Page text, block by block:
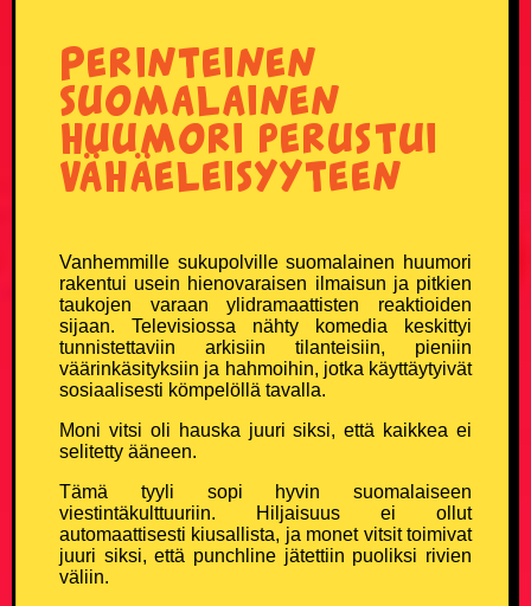
Politiikkavitsit
Pottukoira vitsit
Ruotsalaisvitsit
Sairaat vitsit
Savolaisvitsit
Suomalainen ruotsalainen ja norjalainen vitsit
Tauski vitsit
Tesla-vitsit
Perinteinen
suomalainen
huumori perustui
vähäeleisyyteen
Vanhemmille sukupolville suomalainen huumori
rakentui usein hienovaraisen ilmaisun ja pitkien
taukojen varaan ylidramaattisten reaktioiden
sijaan. Televisiossa nähty komedia keskittyi
tunnistettaviin arkisiin tilanteisiin, pieniin
väärinkäsityksiin ja hahmoihin, jotka käyttäytyivät
sosiaalisesti kömpelöllä tavalla.
Moni vitsi oli hauska juuri siksi, että kaikkea ei
selitetty ääneen.
Tämä tyyli sopi hyvin suomalaiseen
viestintäkulttuuriin. Hiljaisuus ei ollut
automaattisesti kiusallista, ja monet vitsit toimivat
juuri siksi, että punchline jätettiin puoliksi rivien
väliin.